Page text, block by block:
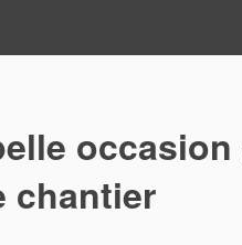
chantier